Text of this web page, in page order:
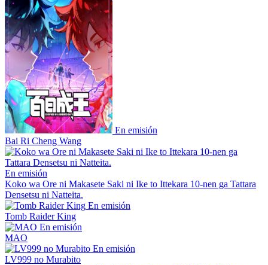
En emisión
Bai Ri Cheng Wang
En emisión
Koko wa Ore ni Makasete Saki ni Ike to Ittekara 10-nen ga Tattara
Densetsu ni Natteita.
En emisión
Tomb Raider King
En emisión
MAO
En emisión
LV999 no Murabito